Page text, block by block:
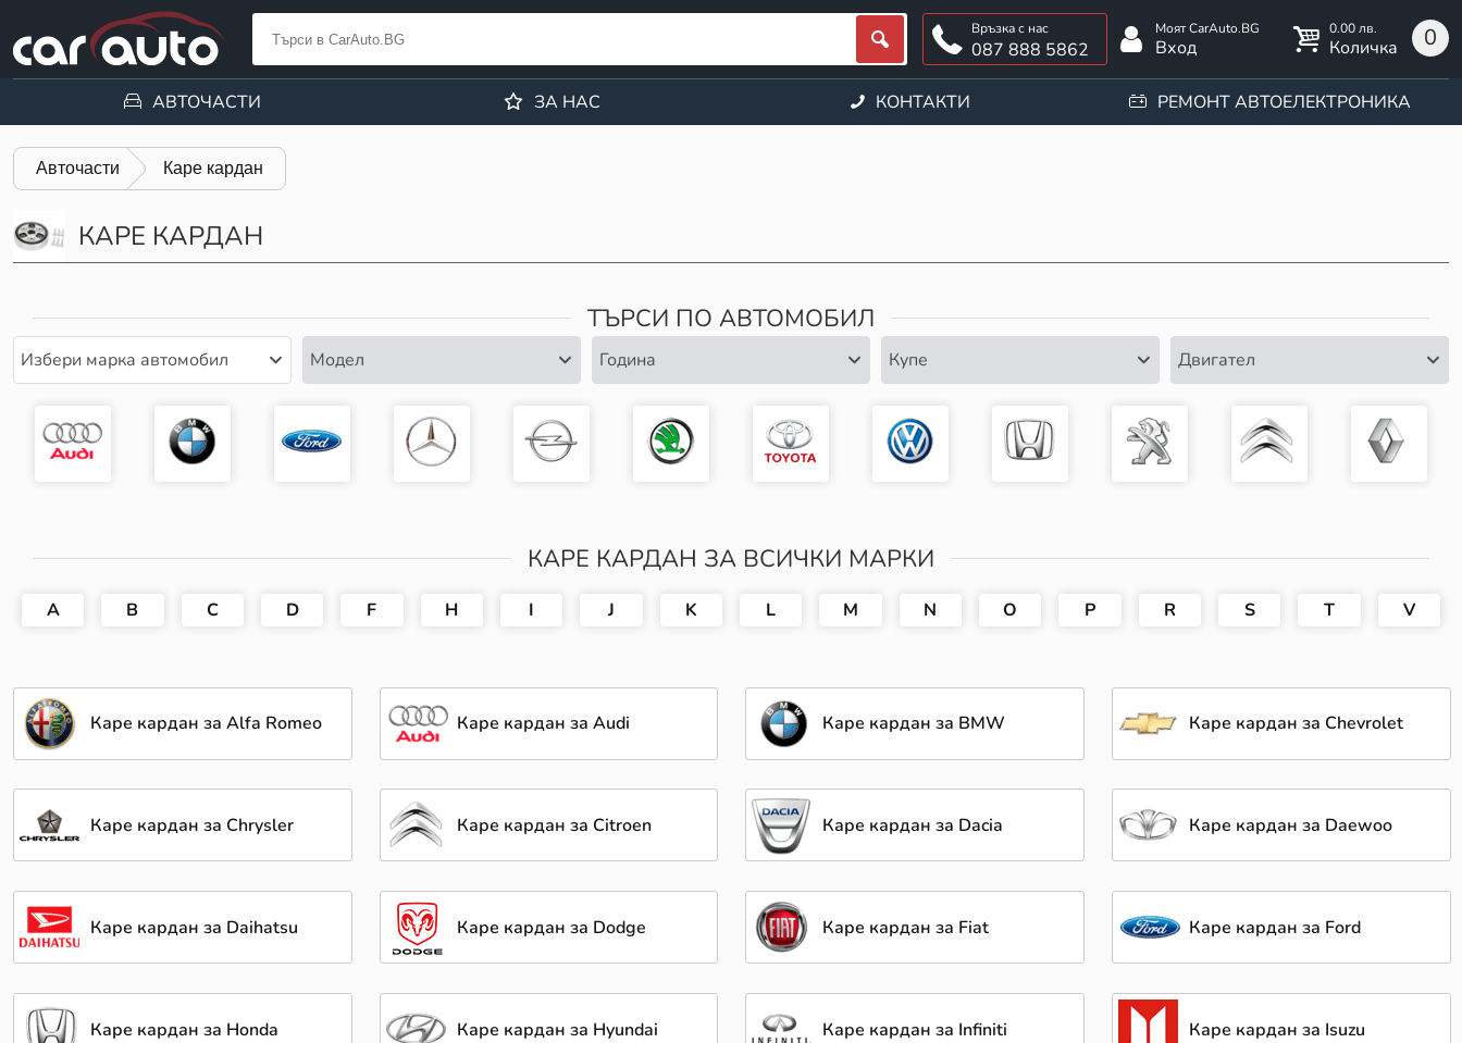
087 888 5862 Вход
0.00 лв. 0
Количка
АВТОЧАСТИ ЗА НАС КОНТАКТИ РЕМОНТ АВТОЕЛЕКТРОНИКА
Авточасти Каре кардан
КАРЕ КАРДАН
ТЪРСИ ПО АВТОМОБИЛ
Избери марка автомобил Модел Година Купе Двигател
КАРЕ КАРДАН ЗА ВСИЧКИ МАРКИ
A B C D F H I J K L M N O P R S T V
Каре кардан за Alfa Romeo Каре кардан за Audi Каре кардан за BMW Каре кардан за Chevrolet
Каре кардан за Chrysler Каре кардан за Citroen Каре кардан за Dacia Каре кардан за Daewoo
Каре кардан за Daihatsu Каре кардан за Dodge Каре кардан за Fiat Каре кардан за Ford
Каре кардан за Honda Каре кардан за Hyundai Каре кардан за Infiniti Каре кардан за Isuzu